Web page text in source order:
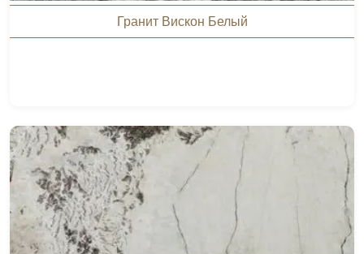
Гранит Вискон Белый